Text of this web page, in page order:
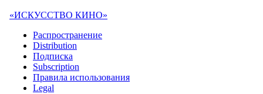
«ИСКУССТВО КИНО»
Распространение
Distribution
Подписка
Subscription
Правила использования
Legal